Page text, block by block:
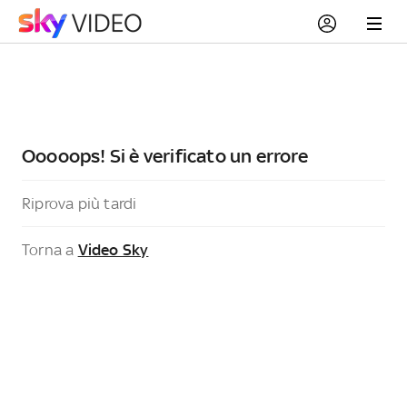
Ooooops! Si è verificato un errore
Riprova più tardi
Torna a Video Sky